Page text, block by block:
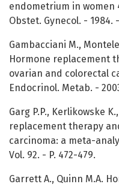
endometrium in women
Obstet. Gynecol. - 1984.
Gambacciani M.,
Hormone replacement
ovarian and colorectal
Endocrinol. Metab. -
Garg P.P., Kerlikowske
replacement therapy
carcinoma: a meta-
Vol. 92. - P. 472-479.
Garrett A., Quinn M.A.